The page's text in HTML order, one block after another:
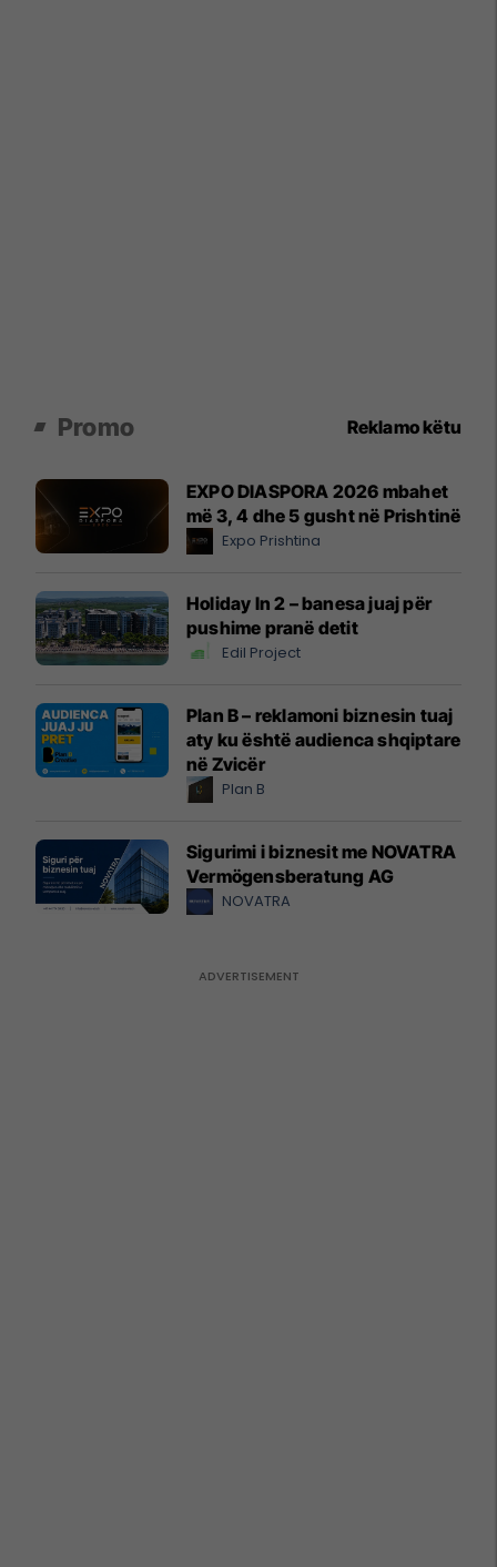
Promo Reklamo këtu
EXPO DIASPORA 2026 mbahet
më 3, 4 dhe 5 gusht në Prishtinë
Expo Prishtina
Holiday In 2 – banesa juaj për
pushime pranë detit
Edil Project
Plan B – reklamoni biznesin tuaj
aty ku është audienca shqiptare
në Zvicër
Plan B
Sigurimi i biznesit me NOVATRA
Vermögensberatung AG
NOVATRA